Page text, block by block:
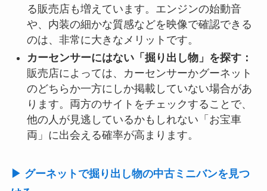
る販売店も増えています。エンジンの始動音
や、内装の細かな質感などを映像で確認できる
のは、非常に大きなメリットです。
カーセンサーにはない「掘り出し物」を探す：
販売店によっては、カーセンサーかグーネット
のどちらか一方にしか掲載していない場合があ
ります。両方のサイトをチェックすることで、
他の人が見逃しているかもしれない「お宝車
両」に出会える確率が高まります。
▶ グーネットで掘り出し物の中古ミニバンを見つ